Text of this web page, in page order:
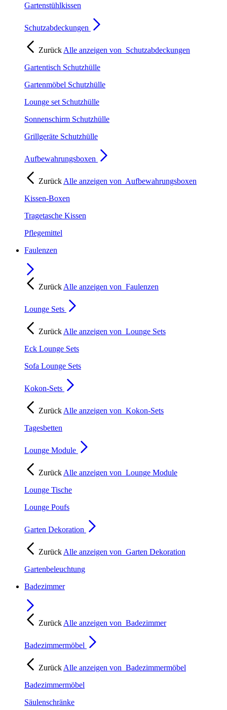
Gartenstühlkissen
Schutzabdeckungen
Zurück Alle anzeigen von Schutzabdeckungen
Gartentisch Schutzhülle
Gartenmöbel Schutzhülle
Lounge set Schutzhülle
Sonnenschirm Schutzhülle
Grillgeräte Schutzhülle
Aufbewahrungsboxen
Zurück Alle anzeigen von Aufbewahrungsboxen
Kissen-Boxen
Tragetasche Kissen
Pflegemittel
Faulenzen
Zurück Alle anzeigen von Faulenzen
Lounge Sets
Zurück Alle anzeigen von Lounge Sets
Eck Lounge Sets
Sofa Lounge Sets
Kokon-Sets
Zurück Alle anzeigen von Kokon-Sets
Tagesbetten
Lounge Module
Zurück Alle anzeigen von Lounge Module
Lounge Tische
Lounge Poufs
Garten Dekoration
Zurück Alle anzeigen von Garten Dekoration
Gartenbeleuchtung
Badezimmer
Zurück Alle anzeigen von Badezimmer
Badezimmermöbel
Zurück Alle anzeigen von Badezimmermöbel
Badezimmermöbel
Säulenschränke